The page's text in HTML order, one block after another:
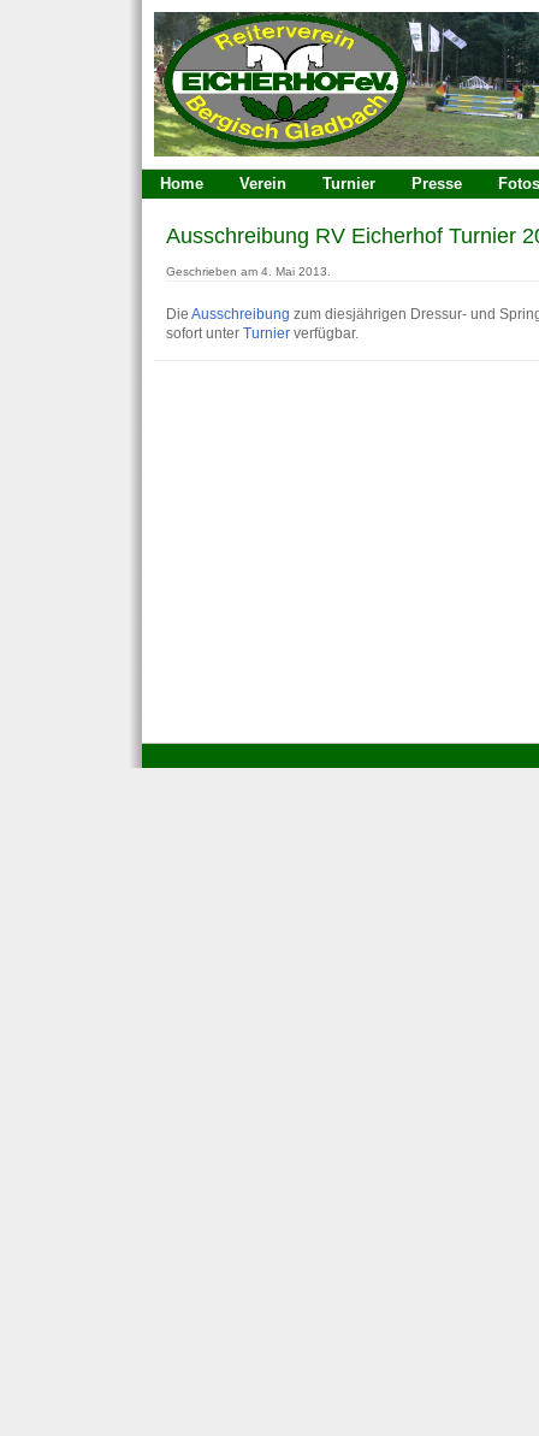
Home Verein Turnier Presse Fotos
Ausschreibung RV Eicherhof Turnier
Geschrieben am 4. Mai 2013.
Die Ausschreibung zum diesjährigen Dressur- und
sofort unter Turnier verfügbar.